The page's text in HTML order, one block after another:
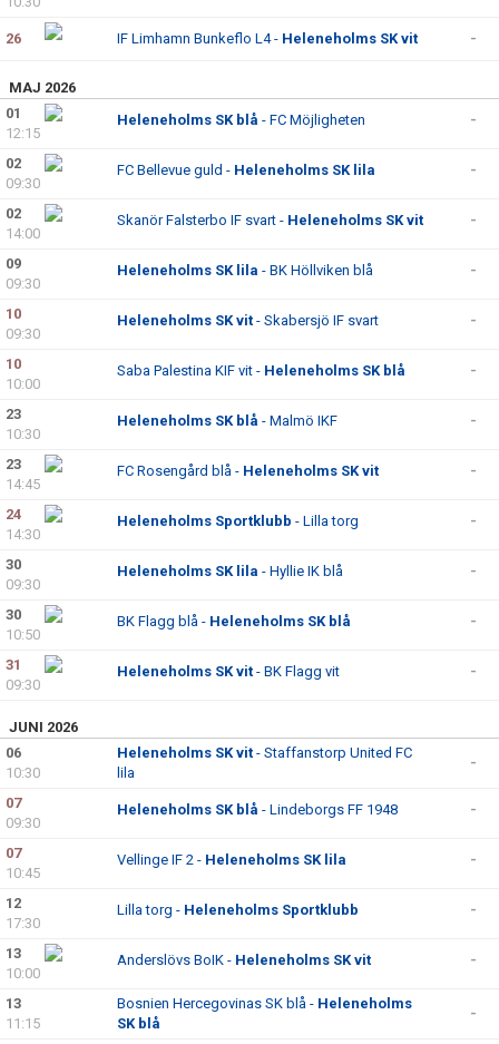
26 IF Limhamn Bunkeflo L4 - Heleneholms SK vit -
MAJ 2026
01
12:15
Heleneholms SK blå - FC Möjligheten -
02
09:30
FC Bellevue guld - Heleneholms SK lila -
02
14:00
Skanör Falsterbo IF svart - Heleneholms SK vit -
09
09:30
Heleneholms SK lila - BK Höllviken blå -
10
09:30
Heleneholms SK vit - Skabersjö IF svart -
10
10:00
Saba Palestina KIF vit - Heleneholms SK blå -
23
10:30
Heleneholms SK blå - Malmö IKF -
23
14:45
FC Rosengård blå - Heleneholms SK vit -
24
14:30
Heleneholms Sportklubb - Lilla torg -
30
09:30
Heleneholms SK lila - Hyllie IK blå -
30
10:50
BK Flagg blå - Heleneholms SK blå -
31
09:30
Heleneholms SK vit - BK Flagg vit -
JUNI 2026
06
10:30
Heleneholms SK vit - Staffanstorp United FC
lila
-
07
09:30
Heleneholms SK blå - Lindeborgs FF 1948 -
07
10:45
Vellinge IF 2 - Heleneholms SK lila -
12
17:30
Lilla torg - Heleneholms Sportklubb -
13
10:00
Anderslövs BoIK - Heleneholms SK vit -
13
11:15
Bosnien Hercegovinas SK blå - Heleneholms
SK blå
-